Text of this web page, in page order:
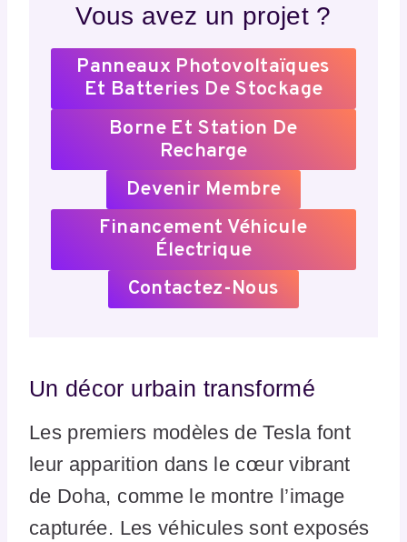
Vous avez un projet ?
Panneaux Photovoltaïques
Et Batteries De Stockage
Borne Et Station De
Recharge
Devenir Membre
Financement Véhicule
Électrique
Contactez-Nous
Un décor urbain transformé
Les premiers modèles de Tesla font
leur apparition dans le cœur vibrant
de Doha, comme le montre l’image
capturée. Les véhicules sont exposés